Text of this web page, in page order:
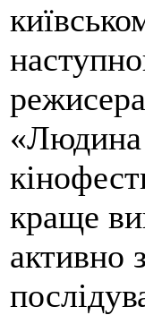
«Людина
краще
активно